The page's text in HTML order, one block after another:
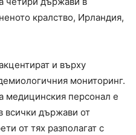
кралство, Ирландия,
и върху
мониторинг.
медицинския персонал е
всички държави от
от тях разполагат с